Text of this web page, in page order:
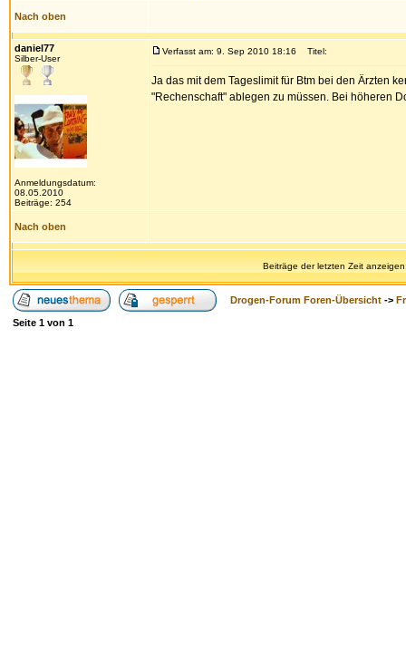
Nach oben
daniel77
Silber-User
Anmeldungsdatum:
08.05.2010
Beiträge: 254
Verfasst am: 9. Sep 2010 18:16 Titel:
Ja das mit dem Tageslimit für Btm bei den Ärzten
"Rechenschaft" ablegen zu müssen. Bei höheren
Nach oben
Beiträge der letzten Zeit
Drogen-Forum Foren-Übersicht ->
Seite 1 von 1